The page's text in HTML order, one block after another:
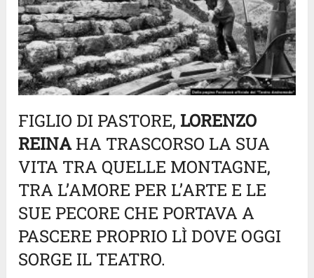
FIGLIO DI PASTORE, LORENZO
REINAHA TRASCORSO LA SUA
VITA TRA QUELLE MONTAGNE,
TRA L’AMORE PER L’ARTE E LE
SUE PECORE CHE PORTAVA A
PASCERE PROPRIO LÌ DOVE OGGI
SORGE IL TEATRO.